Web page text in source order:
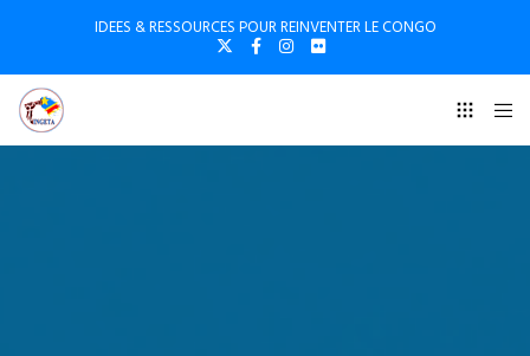
IDEES & RESSOURCES POUR REINVENTER LE CONGO